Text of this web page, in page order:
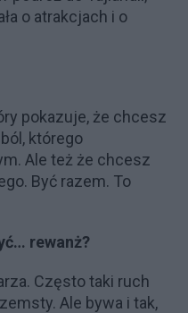
o atrakcjach i o
pokazuje, że chcesz
którego
Ale też że chcesz
Być razem. To
rewanż?
Często taki ruch
Ale bywa i tak,